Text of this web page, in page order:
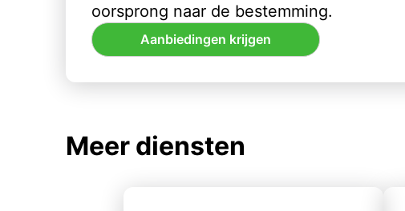
oorsprong naar de bestemming.
Aanbiedingen krijgen
Meer diensten